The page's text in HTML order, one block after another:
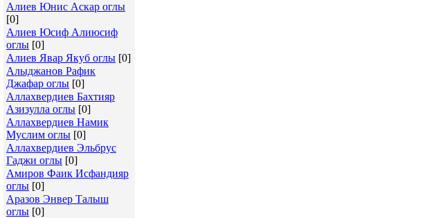
Алиев Юнис Аскар оглы
[0]
Алиев Юсиф Алиюсиф
оглы [0]
Алиев Явар Якуб оглы [0]
Алыджанов Рафик
Джафар оглы [0]
Аллахвердиев Бахтияр
Азизулла оглы [0]
Аллахвердиев Намик
Муслим оглы [0]
Аллахвердиев Эльбрус
Гаджи оглы [0]
Амиров Фаик Исфандияр
оглы [0]
Аразов Энвер Талыш
оглы [0]